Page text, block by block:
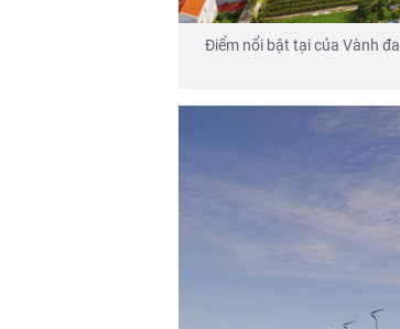
Điểm nổi bật tại của Vành